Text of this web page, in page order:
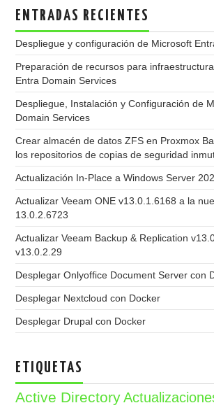
ENTRADAS RECIENTES
Despliegue y configuración de Microsoft
Preparación de recursos para
Entra Domain Services
Despliegue, Instalación y Configuración de
Domain Services
Crear almacén de datos ZFS en Proxmox
los repositorios de copias de seguridad
Actualización In-Place a Windows Server
Actualizar Veeam ONE v13.0.1.6168 a la
13.0.2.6723
Actualizar Veeam Backup & Replication
v13.0.2.29
Desplegar Onlyoffice Document Server con
Desplegar Nextcloud con Docker
Desplegar Drupal con Docker
ETIQUETAS
Active Directory